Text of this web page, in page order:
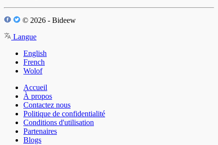
© 2026 - Bideew
Langue
English
French
Wolof
Accueil
À propos
Contactez nous
Politique de confidentialité
Conditions d'utilisation
Partenaires
Blogs